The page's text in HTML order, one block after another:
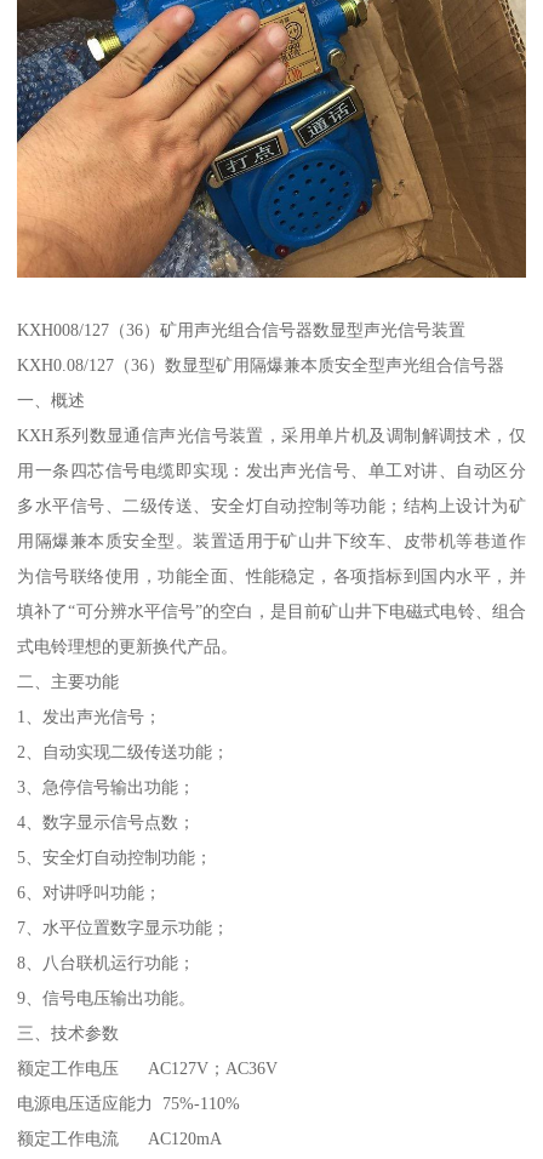
KXH008/127（36）矿用声光组合信号器数显型声光信号装置
KXH0.08/127（36）数显型矿用隔爆兼本质安全型声光组合信号器
一、概述
KXH系列数显通信声光信号装置，采用单片机及调制解调技术，仅
用一条四芯信号电缆即实现：发出声光信号、单工对讲、自动区分
多水平信号、二级传送、安全灯自动控制等功能；结构上设计为矿
用隔爆兼本质安全型。装置适用于矿山井下绞车、皮带机等巷道作
为信号联络使用，功能全面、性能稳定，各项指标到国内水平，并
填补了“可分辨水平信号”的空白，是目前矿山井下电磁式电铃、组合
式电铃理想的更新换代产品。
二、主要功能
1、发出声光信号；
2、自动实现二级传送功能；
3、急停信号输出功能；
4、数字显示信号点数；
5、安全灯自动控制功能；
6、对讲呼叫功能；
7、水平位置数字显示功能；
8、八台联机运行功能；
9、信号电压输出功能。
三、技术参数
额定工作电压 AC127V；AC36V
电源电压适应能力 75%-110%
额定工作电流 AC120mA